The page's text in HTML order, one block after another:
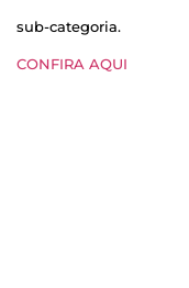
sub-categoria.
CONFIRA AQUI